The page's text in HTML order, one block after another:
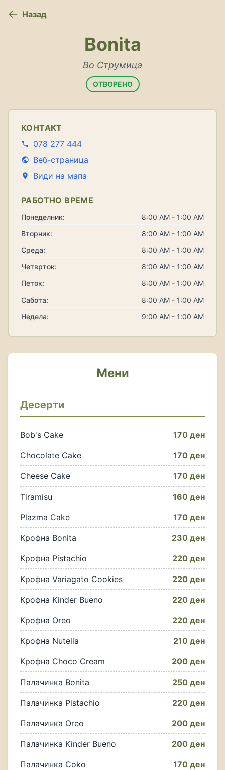
Назад
Bonita
Во Струмица
ОТВОРЕНО
КОНТАКТ
078 277 444
Веб-страница
Види на мапа
РАБОТНО ВРЕМЕ
Понеделник:
8:00 AM - 1:00 AM
Вторник:
8:00 AM - 1:00 AM
Среда:
8:00 AM - 1:00 AM
Четврток:
8:00 AM - 1:00 AM
Петок:
8:00 AM - 1:00 AM
Сабота:
8:00 AM - 1:00 AM
Недела:
9:00 AM - 1:00 AM
Мени
Десерти
Bob's Cake 170 ден
Chocolate Cake 170 ден
Cheese Cake 170 ден
Tiramisu 160 ден
Plazma Cake 170 ден
Крофна Bonita 230 ден
Крофна Pistachio 220 ден
Крофна Variagato Cookies 220 ден
Крофна Kinder Bueno 220 ден
Крофна Oreo 220 ден
Крофна Nutella 210 ден
Крофна Choco Cream 200 ден
Палачинка Bonita 250 ден
Палачинка Pistachio 220 ден
Палачинка Oreo 200 ден
Палачинка Kinder Bueno 200 ден
Палачинка Coko 170 ден